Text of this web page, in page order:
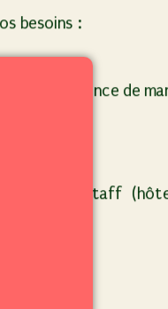
besoins :
l’expérience de
staff